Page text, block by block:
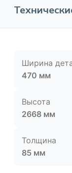
Ширина
470 мм
Высота
2668 мм
Толщина
85 мм